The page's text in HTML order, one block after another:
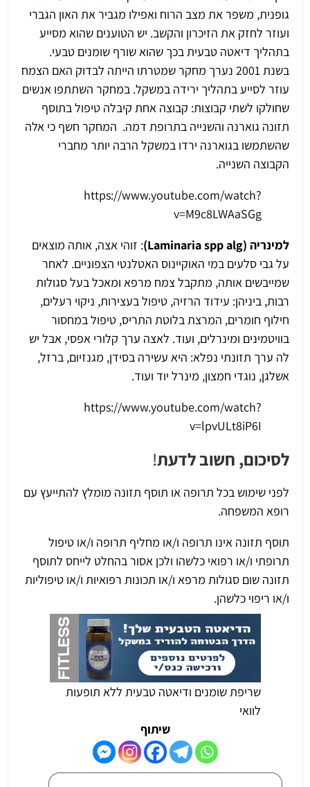
גופנית, משפר את מצב הרוח ואפילו מגביר את האון הגברי
ועוזר לחזק את הזיכרון והקשב. יש הטוענים שהוא מסייע
בתהליך דיאטה טבעית בכך שהוא שורף שומנים טבעי.
בשנת 2001 נערך מחקר
שמטרתו הייתה לבדוק האם הצמח
עוזר לסייע בתהליך ירידה במשקל. במחקר השתתפו אנשים
שחולקו לשתי קבוצות: קבוצה אחת קיבלה טיפול בתוסף
תזונה גוארנה והשנייה בתרופת דמה. המחקר חשף כי אלה
שהשתמשו בגוארנה ירדו במשקל הרבה יותר מחברי
הקבוצה השנייה.
https://www.youtube.com/watch?
v=M9c8LWAaSGg
למינריה (Laminaria spp alg)
: זוהי אצה, אותה מוצאים
על גבי סלעים במי האוקיינוס האטלנטי הצפוניים. לאחר
שמייבשים אותה, מתקבל צמח מרפא ומאכל בעל סגולות
רבות, ביניהן: עידוד הרזיה, טיפול בעצירות, ניקוי רעלים,
חילוף חומרים, המרצת בלוטת התריס, טיפול במחסור
בוויטמינים ומינרלים, ועוד. לאצה ערך קלורי אפסי, אבל יש
לה ערך תזונתי נפלא: היא עשירה בסידן, מגנזיום, ברזל,
אשלגן, נוגדי חמצון, מינרל יוד ועוד.
https://www.youtube.com/watch?
v=lpvULt8iP6I
לסיכום, חשוב לדעת!
לפני שימוש בכל תרופה או תוסף תזונה מומלץ להתייעץ עם
רופא המשפחה.
תוסף תזונה אינו תרופה ו/או מחליף תרופה ו/או טיפול
תרופתי ו/או רפואי כלשהו ולכן אסור בהחלט לייחס לתוסף
תזונה שום סגולות מרפא ו/או תכונות רפואיות ו/או טיפוליות
ו/או ריפוי כלשהן.
שריפת שומנים ודיאטה טבעית ללא תופעות
לוואי
שיתוף